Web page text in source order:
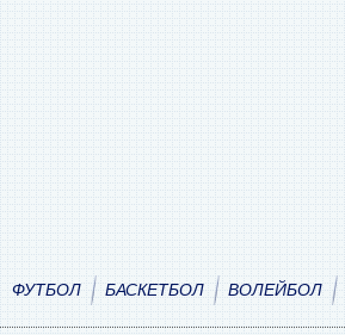
ФУТБОЛ БАСКЕТБОЛ ВОЛЕЙБОЛ